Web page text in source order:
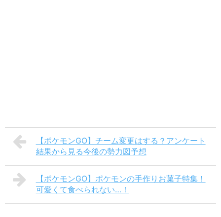
【ポケモンGO】チーム変更はする？アンケート
結果から見る今後の勢力図予想
【ポケモンGO】ポケモンの手作りお菓子特集！
可愛くて食べられない…！